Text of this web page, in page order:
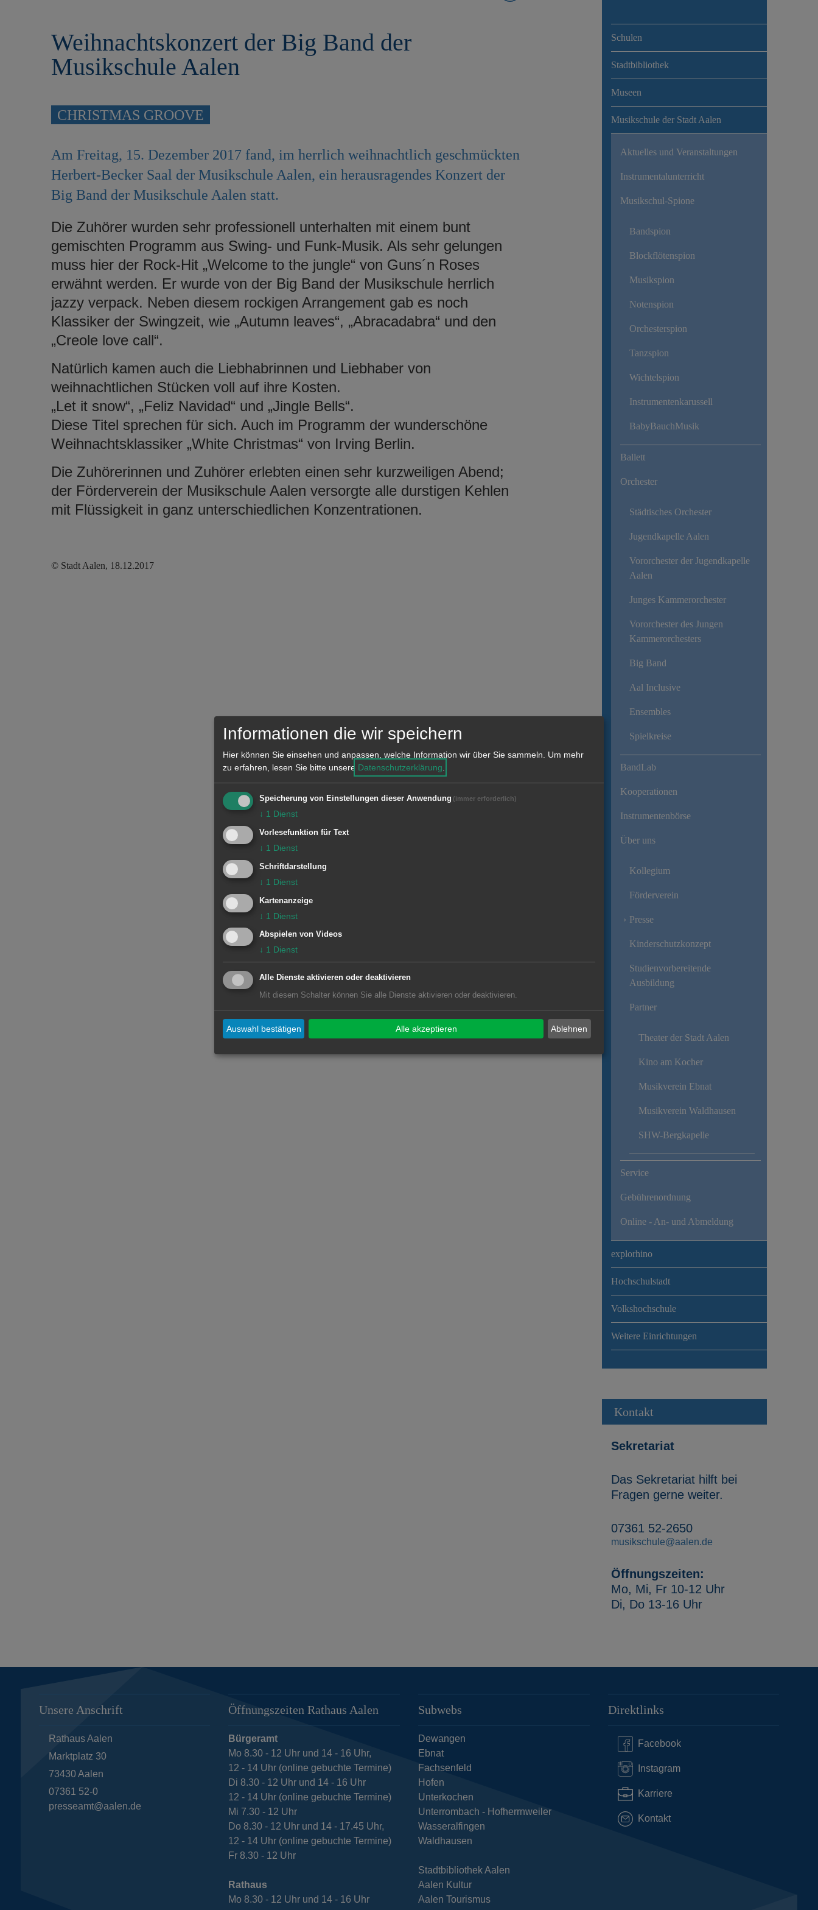
Weihnachtskonzert der Big Band der
Musikschule Aalen
CHRISTMAS GROOVE
Am Freitag, 15. Dezember 2017 fand, im herrlich weihnachtlich geschmückten
Herbert-Becker Saal der Musikschule Aalen, ein herausragendes Konzert der
Big Band der Musikschule Aalen statt.
Die Zuhörer wurden sehr professionell unterhalten mit einem bunt
gemischten Programm aus Swing- und Funk-Musik. Als sehr gelungen
muss hier der Rock-Hit „Welcome to the jungle“ von Guns´n Roses
erwähnt werden. Er wurde von der Big Band der Musikschule herrlich
jazzy verpack. Neben diesem rockigen Arrangement gab es noch
Klassiker der Swingzeit, wie „Autumn leaves“, „Abracadabra“ und den
„Creole love call“.
Natürlich kamen auch die Liebhabrinnen und Liebhaber von
weihnachtlichen Stücken voll auf ihre Kosten.
„Let it snow“, „Feliz Navidad“ und „Jingle Bells“.
Diese Titel sprechen für sich. Auch im Programm der wunderschöne
Weihnachtsklassiker „White Christmas“ von Irving Berlin.
Die Zuhörerinnen und Zuhörer erlebten einen sehr kurzweiligen Abend;
der Förderverein der Musikschule Aalen versorgte alle durstigen Kehlen
mit Flüssigkeit in ganz unterschiedlichen Konzentrationen.
© Stadt Aalen, 18.12.2017
Schulen
Stadtbibliothek
Museen
Musikschule der Stadt Aalen
Aktuelles und Veranstaltungen
Instrumentalunterricht
Musikschul-Spione
Bandspion
Blockflötenspion
Musikspion
Notenspion
Orchesterspion
Tanzspion
Wichtelspion
Instrumentenkarussell
BabyBauchMusik
Ballett
Orchester
Städtisches Orchester
Jugendkapelle Aalen
Vororchester der Jugendkapelle
Aalen
Junges Kammerorchester
Vororchester des Jungen
Kammerorchesters
Big Band
Aal Inclusive
Ensembles
Spielkreise
BandLab
Kooperationen
Instrumentenbörse
Über uns
Kollegium
Förderverein
Presse
Kinderschutzkonzept
Studienvorbereitende
Ausbildung
Partner
Theater der Stadt Aalen
Kino am Kocher
Musikverein Ebnat
Musikverein Waldhausen
SHW-Bergkapelle
Service
Gebührenordnung
Online - An- und Abmeldung
explorhino
Hochschulstadt
Volkshochschule
Weitere Einrichtungen
Kontakt
Sekretariat
Das Sekretariat hilft bei
Fragen gerne weiter.
07361 52-2650
musikschule@aalen.de
Öffnungszeiten:
Mo, Mi, Fr 10-12 Uhr
Di, Do 13-16 Uhr
Unsere Anschrift
Rathaus Aalen
Marktplatz 30
73430 Aalen
07361 52-0
presseamt@aalen.de
Öffnungszeiten Rathaus Aalen
Bürgeramt
Mo 8.30 - 12 Uhr und 14 - 16 Uhr,
12 - 14 Uhr (online gebuchte Termine)
Di 8.30 - 12 Uhr und 14 - 16 Uhr
12 - 14 Uhr (online gebuchte Termine)
Mi 7.30 - 12 Uhr
Do 8.30 - 12 Uhr und 14 - 17.45 Uhr,
12 - 14 Uhr (online gebuchte Termine)
Fr 8.30 - 12 Uhr
Rathaus
Mo 8.30 - 12 Uhr und 14 - 16 Uhr
Subwebs
Dewangen
Ebnat
Fachsenfeld
Hofen
Unterkochen
Unterrombach - Hofherrnweiler
Wasseralfingen
Waldhausen
Stadtbibliothek Aalen
Aalen Kultur
Aalen Tourismus
Direktlinks
Facebook
Instagram
Karriere
Kontakt
Informationen die wir speichern
Hier können Sie einsehen und anpassen, welche Information wir über Sie sammeln. Um mehr
zu erfahren, lesen Sie bitte unsere Datenschutzerklärung.
Speicherung von Einstellungen dieser Anwendung (immer erforderlich)
↓ 1 Dienst
Vorlesefunktion für Text
↓ 1 Dienst
Schriftdarstellung
↓ 1 Dienst
Kartenanzeige
↓ 1 Dienst
Abspielen von Videos
↓ 1 Dienst
Alle Dienste aktivieren oder deaktivieren
Mit diesem Schalter können Sie alle Dienste aktivieren oder deaktivieren.
Ablehnen
Auswahl bestätigen Alle akzeptieren